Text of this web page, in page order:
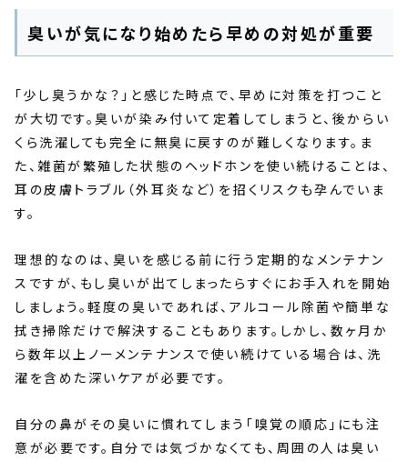
臭いが気になり始めたら早めの対処が重要
「少し臭うかな？」と感じた時点で、早めに対策を打つこと
が大切です。臭いが染み付いて定着してしまうと、後からい
くら洗濯しても完全に無臭に戻すのが難しくなります。ま
た、雑菌が繁殖した状態のヘッドホンを使い続けることは、
耳の皮膚トラブル（外耳炎など）を招くリスクも孕んでいま
す。
理想的なのは、臭いを感じる前に行う定期的なメンテナン
スですが、もし臭いが出てしまったらすぐにお手入れを開始
しましょう。軽度の臭いであれば、アルコール除菌や簡単な
拭き掃除だけで解決することもあります。しかし、数ヶ月か
ら数年以上ノーメンテナンスで使い続けている場合は、洗
濯を含めた深いケアが必要です。
自分の鼻がその臭いに慣れてしまう「嗅覚の順応」にも注
意が必要です。自分では気づかなくても、周囲の人は臭い